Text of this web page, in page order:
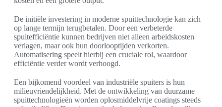
De initiële investering in moderne spuittechnologie kan zich
op lange termijn terugbetalen. Door een verbeterde
spuitefficiëntie kunnen bedrijven niet alleen arbeidskosten
verlagen, maar ook hun doorlooptijden verkorten.
Automatisering speelt hierbij een cruciale rol, waardoor
efficiëntie verder wordt verhoogd.
Een bijkomend voordeel van industriële spuiters is hun
milieuvriendelijkheid. Met de ontwikkeling van duurzame
spuittechnologieën worden oplosmiddelvrije coatings steeds